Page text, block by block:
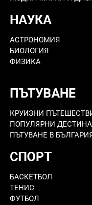
НАУКА
АСТРОНОМИЯ
БИОЛОГИЯ
ФИЗИКА
ПЪТУВАНЕ
КРУИЗНИ
ПОПУЛЯРНИ
ПЪТУВАНЕ В
СПОРТ
БАСКЕТБОЛ
ТЕНИС
ФУТБОЛ